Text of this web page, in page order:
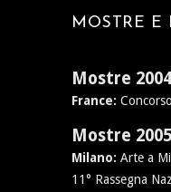
MOSTRE E
Mostre 2004
France:
Mostre 2005
Milano: Arte a
11° Rassegna